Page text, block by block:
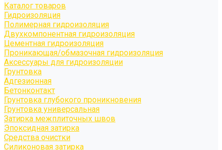
Каталог товаров
Гидроизоляция
Полимерная гидроизоляция
Двухкомпонентная гидроизоляция
Цементная гидроизоляция
Проникающая/обмазочная гидроизоляция
Аксессуары для гидроизоляции
Грунтовка
Адгезионная
Бетонконтакт
Грунтовка глубокого проникновения
Грунтовка универсальная
Затирка межплиточных швов
Эпоксидная затирка
Средства очистки
Силиконовая затирка